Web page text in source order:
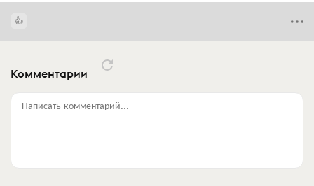
Комментарии
Написать комментарий...